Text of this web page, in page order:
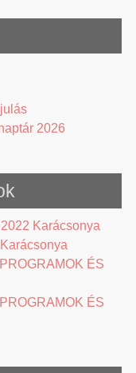
2026
Karácsonya
ÉS
ÉS